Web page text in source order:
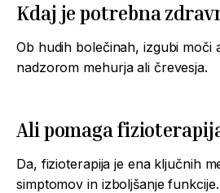
Kdaj je potrebna
Ob hudih bolečinah, izgubi moči
nadzorom mehurja ali črevesja.
Ali pomaga
Da, fizioterapija je ena ključnih
simptomov in izboljšanje funkcije.